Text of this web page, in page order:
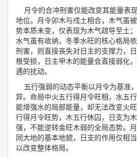
月令的合冲刑害仅能改变其能量表
地位。月令卯木与戌土相合，木气虽
势本质未变，仅表现为木气疏导至土
水气虽有收纳，冬季水旺的核心格局
刑害，则直接丧失对日主的支撑力，
根受损，日主甲木的能量会直接弱化
遇的扰动。
五行强弱的动态平衡以月令为基准
异。命局中火五行得月令旺相，水五
能增强水的局部能量，却无法改变火
行得月令旺势，木五行休囚，日支为
强，不能逆转金旺木弱的全局态势。
同大地的基本地貌，日支的作用仅相
以改变整体格局。